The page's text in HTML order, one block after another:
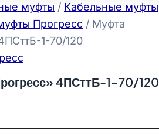
муфты / Кабельные муфты
Прогресс / Муфта
1-70/120
4ПСттБ-1-70/120